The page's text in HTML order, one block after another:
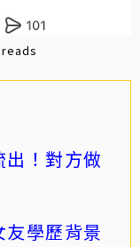
！對方做
學歷背景